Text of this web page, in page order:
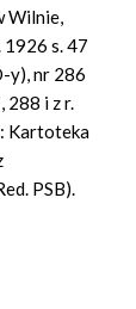
Wilnie,
1926 s. 47
y), nr 286
288 i z r.
Kartoteka
PSB).